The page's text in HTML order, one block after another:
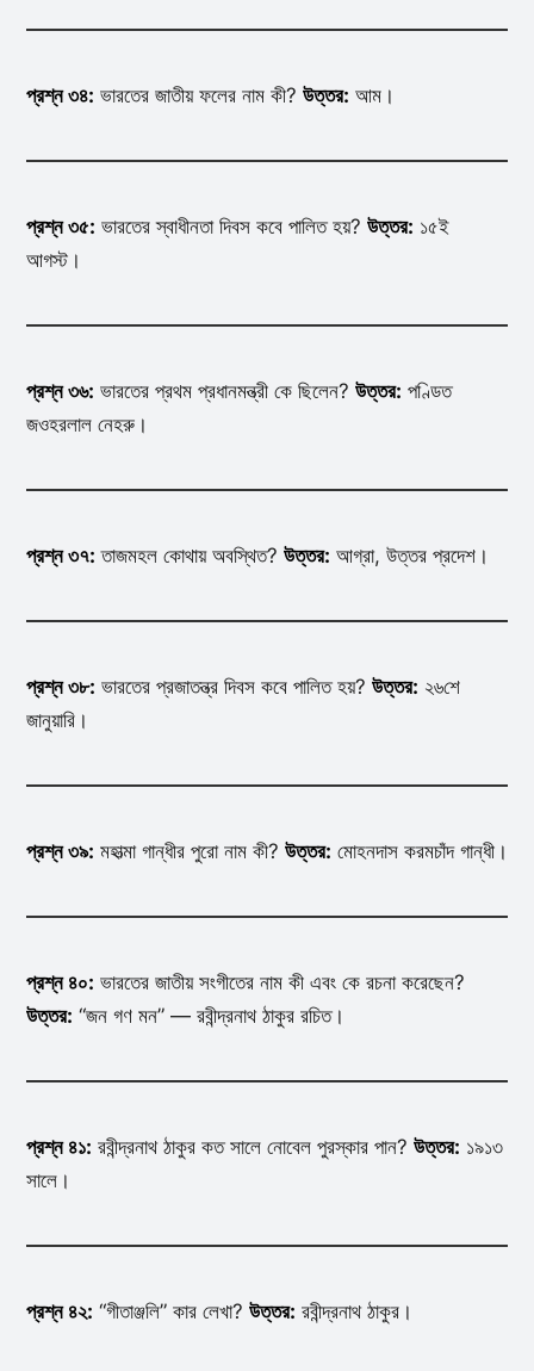
প্রশ্ন ৩৪: ভারতের জাতীয় ফলের নাম কী? উত্তর: আম।
প্রশ্ন ৩৫: ভারতের স্বাধীনতা দিবস কবে পালিত হয়? উত্তর: ১৫ই
আগস্ট।
প্রশ্ন ৩৬: ভারতের প্রথম প্রধানমন্ত্রী কে ছিলেন? উত্তর: পণ্ডিত
জওহরলাল নেহরু।
প্রশ্ন ৩৭: তাজমহল কোথায় অবস্থিত? উত্তর: আগ্রা, উত্তর প্রদেশ।
প্রশ্ন ৩৮: ভারতের প্রজাতন্ত্র দিবস কবে পালিত হয়? উত্তর: ২৬শে
জানুয়ারি।
প্রশ্ন ৩৯: মহাত্মা গান্ধীর পুরো নাম কী? উত্তর: মোহনদাস করমচাঁদ গান্ধী।
প্রশ্ন ৪০: ভারতের জাতীয় সংগীতের নাম কী এবং কে রচনা করেছেন?
উত্তর: “জন গণ মন” — রবীন্দ্রনাথ ঠাকুর রচিত।
প্রশ্ন ৪১: রবীন্দ্রনাথ ঠাকুর কত সালে নোবেল পুরস্কার পান? উত্তর: ১৯১৩
সালে।
প্রশ্ন ৪২: “গীতাঞ্জলি” কার লেখা? উত্তর: রবীন্দ্রনাথ ঠাকুর।